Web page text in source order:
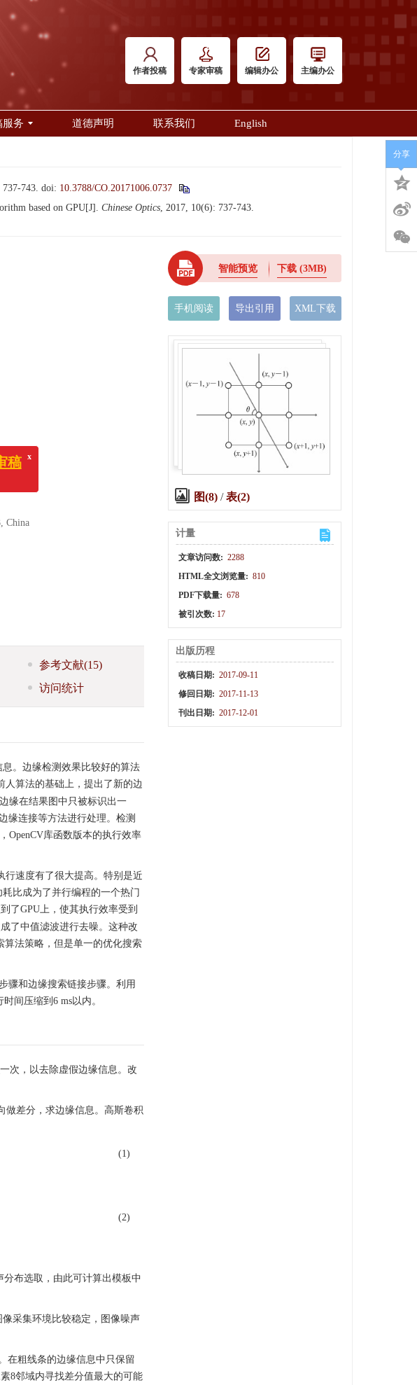
作者投稿 专家审稿 编辑办公 主编办公
服务 道德声明 联系我们 English
743. doi: 10.3788/CO.20171006.0737
based on GPU[J]. Chinese Optics, 2017, 10(6): 737-743.
China
参考文献(15)
访问统计
。边缘检测效果比较好的算法
人算法的基础上，提出了新的边
缘在结果图中只被标识出一
缘连接等方法进行处理。检测
OpenCV库函数版本的执行效率
行速度有了很大提高。特别是近
比成为了并行编程的一个热门
了GPU上，使其执行效率受到
了中值滤波进行去噪。这种改
法策略，但是单一的优化搜索
骤和边缘搜索链接步骤。利用
间压缩到6 ms以内。
次，以去除虚假边缘信息。改
做差分，求边缘信息。高斯卷积
(1)
(2)
布选取，由此可计算出模板中
采集环境比较稳定，图像噪声
在粗线条的边缘信息中只保留
8邻域内寻找差分值最大的可能
智能预览 下载 (3MB)
手机阅读 导出引用 XML下载
图(8)/表(2)
计量
文章访问数: 2288
HTML全文浏览量: 810
PDF下载量: 678
被引次数: 17
出版历程
收稿日期: 2017-09-11
修回日期: 2017-11-13
刊出日期: 2017-12-01
分享